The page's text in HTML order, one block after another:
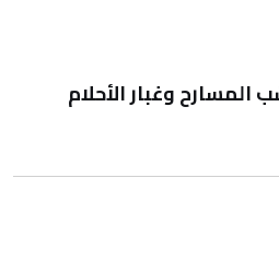
وغبار الأحلام